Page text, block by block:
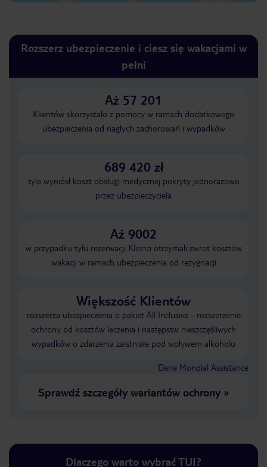
Rozszerz ubezpieczenie i ciesz się wakacjami w
pełni
Aż 57 201
Klientów skorzystało z pomocy w ramach dodatkowego
ubezpieczenia od nagłych zachorowań i wypadków
689 420 zł
tyle wyniósł koszt obsługi medycznej pokryty jednorazowo
przez ubezpieczyciela
Aż 9002
w przypadku tylu rezerwacji Klienci otrzymali zwrot kosztów
wakacji w ramach ubezpieczenia od rezygnacji
Większość Klientów
rozszerza ubezpieczenia o pakiet All Inclusive - rozszerzenie
ochrony od kosztów leczenia i następstw nieszczęśliwych
wypadków o zdarzenia zaistniałe pod wpływem alkoholu
Dane Mondial Assistance
Sprawdź szczegóły wariantów ochrony»
Dlaczego warto wybrać TUI?